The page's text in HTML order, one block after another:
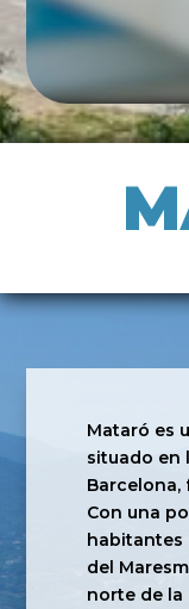
Mataró es
situado en
Barcelona,
Con una
habitantes
del
norte de la